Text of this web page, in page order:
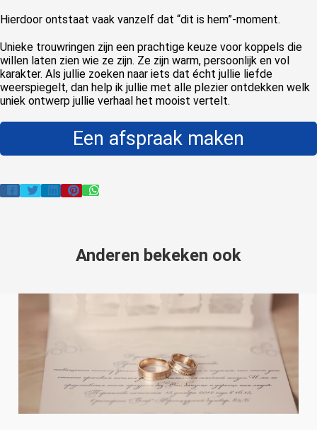
Hierdoor ontstaat vaak vanzelf dat “dit is hem”-moment.
Unieke trouwringen zijn een prachtige keuze voor koppels die
willen laten zien wie ze zijn. Ze zijn warm, persoonlijk en vol
karakter. Als jullie zoeken naar iets dat écht jullie liefde
weerspiegelt, dan help ik jullie met alle plezier ontdekken welk
uniek ontwerp jullie verhaal het mooist vertelt.
Een afspraak maken
Anderen bekeken ook